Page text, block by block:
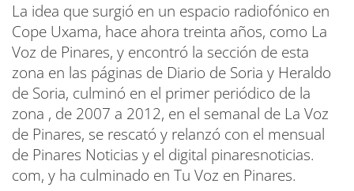
La idea que surgió en un espacio radiofónico en
Cope Uxama, hace ahora treinta años, como La
Voz de Pinares, y encontró la sección de esta
zona en las páginas de Diario de Soria y Heraldo
de Soria, culminó en el primer periódico de la
zona , de 2007 a 2012, en el semanal de La Voz
de Pinares, se rescató y relanzó con el mensual
de Pinares Noticias y el digital pinaresnoticias.
com, y ha culminado en Tu Voz en Pinares.